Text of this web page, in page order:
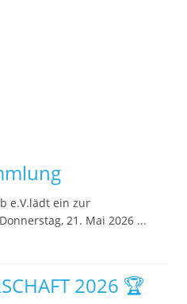
e.V.lädt ein zur
21. Mai 2026 ...
2026 🏆